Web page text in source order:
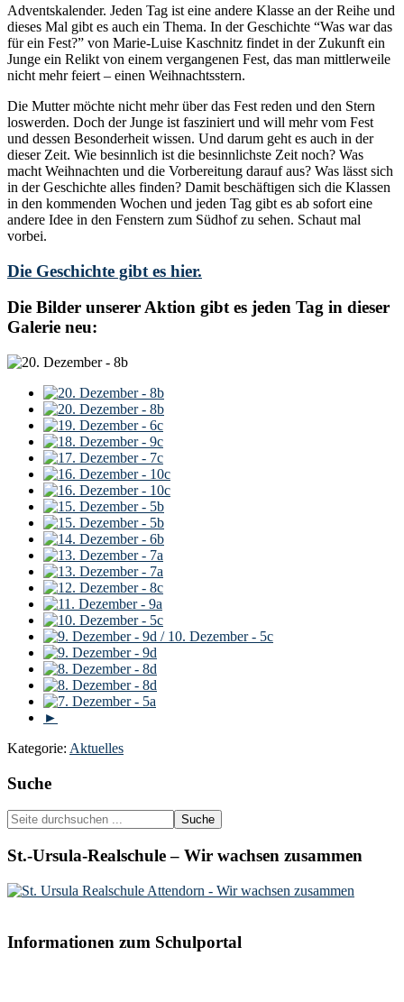
Adventskalender. Jeden Tag ist eine andere Klasse an der Reihe und
dieses Mal gibt es auch ein Thema. In der Geschichte “Was war das
für ein Fest?” von Marie-Luise Kaschnitz findet in der Zukunft ein
Junge ein Relikt von einem vergangenen Fest, das man mittlerweile
nicht mehr feiert – einen Weihnachtsstern.
Die Mutter möchte nicht mehr über das Fest reden und den Stern
loswerden. Doch der Junge ist fasziniert und will mehr vom Fest
und dessen Besonderheit wissen. Und darum geht es auch in der
dieser Zeit. Wie besinnlich ist die besinnlichste Zeit noch? Was
macht Weihnachten und die Vorbereitung darauf aus? Was lässt sich
in der Geschichte alles finden? Damit beschäftigen sich die Klassen
in den kommenden Wochen und jeden Tag gibt es ab sofort eine
andere Idee in den Fenstern zum Südhof zu sehen. Schaut mal
vorbei.
Die Geschichte gibt es hier.
Die Bilder unserer Aktion gibt es jeden Tag in dieser
Galerie neu:
►
Kategorie: Aktuelles
Seitenspalte
Suche
Seite
durchsuchen
...
St.-Ursula-Realschule – Wir wachsen zusammen
Informationen zum Schulportal